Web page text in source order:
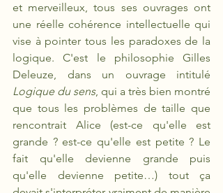
et merveilleux, tous ses ouvrages ont
une réelle cohérence intellectuelle qui
vise à pointer tous les paradoxes de la
logique. C'est le philosophie Gilles
Logique du sens, qui a très bien montré
que tous les problèmes de taille que
rencontrait Alice (est-ce qu'elle est
grande ? est-ce qu'elle est petite ? Le
fait qu'elle devienne grande puis
qu'elle devienne petite…) tout ça